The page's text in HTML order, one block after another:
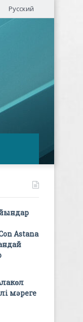
Русский
Astana
мәреге